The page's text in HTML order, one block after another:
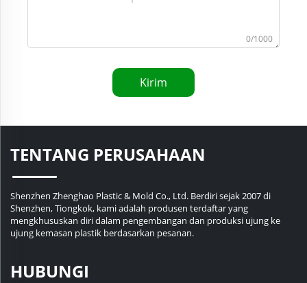
0/1000
Kirim
TENTANG PERUSAHAAN
Shenzhen Zhenghao Plastic & Mold Co., Ltd. Berdiri sejak 2007 di
Shenzhen, Tiongkok, kami adalah produsen terdaftar yang
mengkhususkan diri dalam pengembangan dan produksi ujung ke
ujung kemasan plastik berdasarkan pesanan.
HUBUNGI